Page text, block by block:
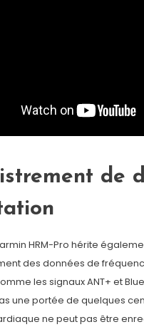
de
HRM-Pro hérite
des données de
les signaux ANT+ et
une portée de quelques
ne peut pas être